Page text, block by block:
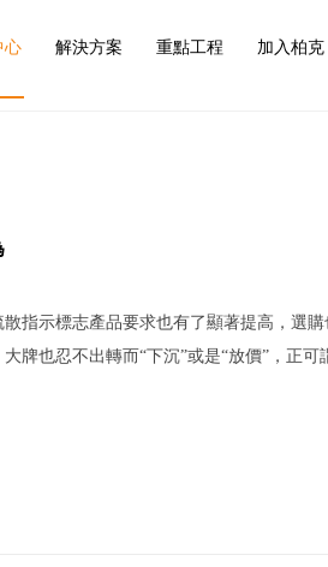
心 解決方案 重點工程 加入柏克
指示標志產品要求也有了顯著提高，選
牌也忍不出轉而“下沉”或是“放價”，正